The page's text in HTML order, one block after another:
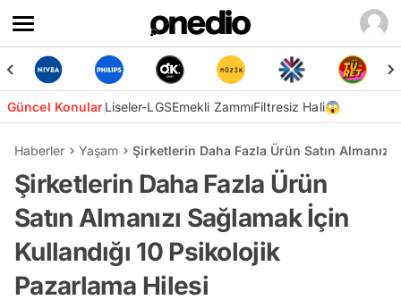
Güncel KonularLiseler-LGSEmekli ZammıFiltresiz Hali😱
Haberler Yaşam Şirketlerin Daha Fazla Ürün Satın
Şirketlerin Daha Fazla Ürün
Satın Almanızı Sağlamak İçin
Kullandığı 10 Psikolojik
Pazarlama Hilesi